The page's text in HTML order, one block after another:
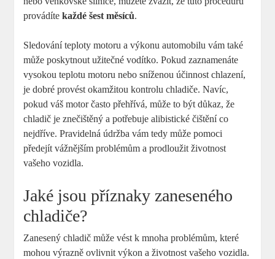
provádítekaždé šest měsíců.
Sledování teploty motoru a výkonu automobilu vám také
může poskytnout užitečné vodítko. Pokud zaznamenáte
vysokou teplotu motoru nebo sníženou účinnost chlazení,
je dobré provést okamžitou kontrolu chladiče. Navíc,
pokud váš motor často přehřívá, může to být důkaz, že
chladič je znečištěný a potřebuje alibistické čištění co
nejdříve. Pravidelná údržba vám tedy může pomoci
předejít vážnějším problémům a prodloužit životnost
vašeho vozidla.
Jaké jsou příznaky zaneseného
chladiče?
Zanesený chladič může vést k mnoha problémům, které
mohou výrazně ovlivnit výkon a životnost vašeho vozidla.